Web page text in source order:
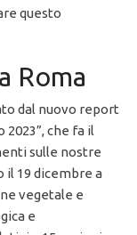
questo
Roma
dal nuovo report
che fa il
sulle nostre
il 19 dicembre a
vegetale e
e